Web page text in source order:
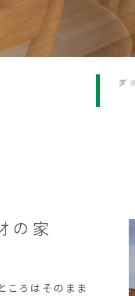
ダ
ア
の家
ころはそのまま